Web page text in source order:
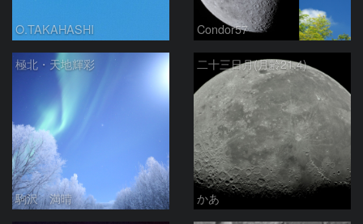
O.TAKAHASHI Condor57
極北・天地輝彩
駒沢 満晴
二十三日月(月齢21.4)
かあ